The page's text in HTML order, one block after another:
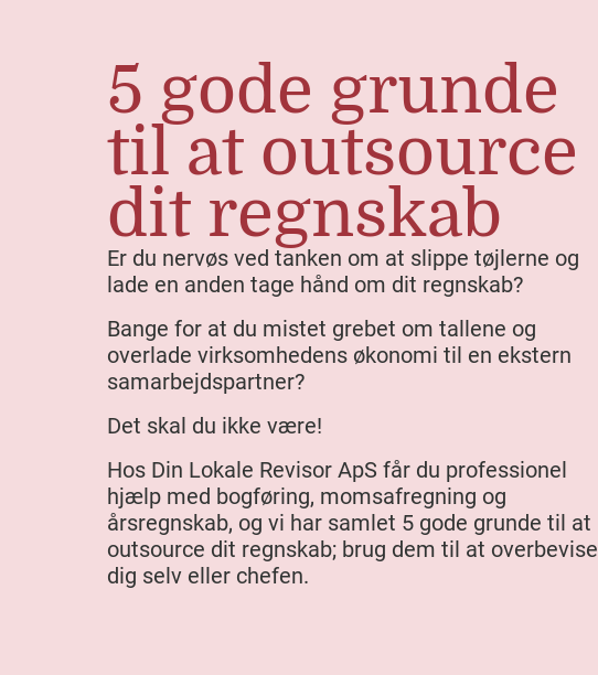
5 gode grunde
til at outsource
dit regnskab
Er du nervøs ved tanken om at slippe tøjlerne og
lade en anden tage hånd om dit regnskab?
Bange for at du mistet grebet om tallene og
overlade virksomhedens økonomi til en ekstern
samarbejdspartner?
Det skal du ikke være!
Hos Din Lokale Revisor ApS får du professionel
hjælp med bogføring, momsafregning og
årsregnskab, og vi har samlet 5 gode grunde til at
outsource dit regnskab; brug dem til at overbevise
dig selv eller chefen.